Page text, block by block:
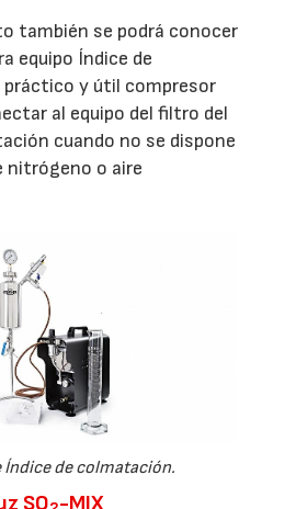
también se podrá conocer
equipo Índice de
práctico y útil compresor
al equipo del filtro del
cuando no se dispone
nitrógeno o aire
Índice de colmatación.
SO -MIX